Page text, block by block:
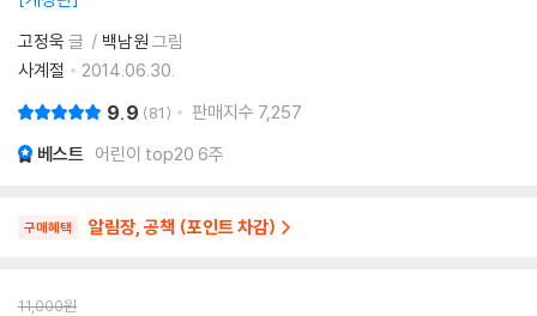
고정욱 글 백남원 그림
사계절
2014.06.30.
9.9 81 판매지수 7,257
베스트 어린이 top20 6주
구매혜택 알림장, 공책 (포인트 차감)
11,000원